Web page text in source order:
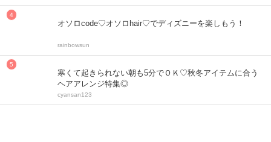
オソロcode♡オソロhair♡でディズニーを楽しもう！
rainbowsun
寒くて起きられない朝も5分でＯＫ♡秋冬アイテムに合う
ヘアアレンジ特集◎
cyansan123